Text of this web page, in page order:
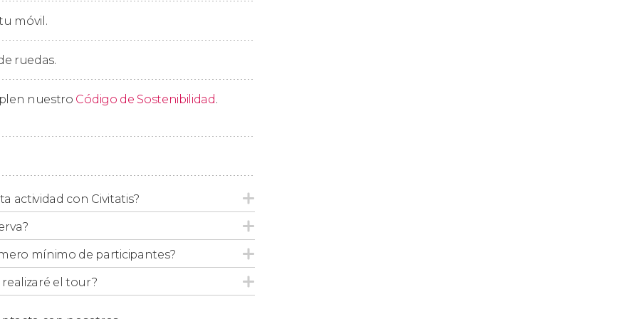
. La pizza neoyorquina no
las alturas de los edificios!
fotografías frente al icónico edificio de
el
, donde nos espera la
. Cerraremos con broche de oro
Hotel ContinentalenJohn Wick
horas, finalmente concluiremos este
móvil.
ruedas.
nuestro Código de Sostenibilidad .
actividad con Civitatis?
mínimo de participantes?
el tour?